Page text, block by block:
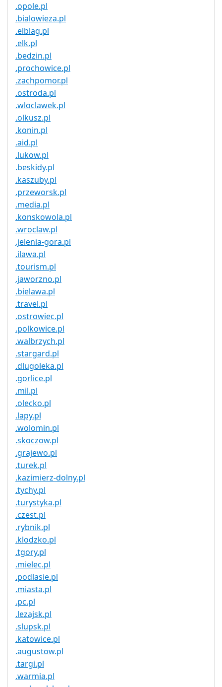
.opole.pl
.bialowieza.pl
.elblag.pl
.elk.pl
.bedzin.pl
.prochowice.pl
.zachpomor.pl
.ostroda.pl
.wloclawek.pl
.olkusz.pl
.konin.pl
.aid.pl
.lukow.pl
.beskidy.pl
.kaszuby.pl
.przeworsk.pl
.media.pl
.konskowola.pl
.wroclaw.pl
.jelenia-gora.pl
.ilawa.pl
.tourism.pl
.jaworzno.pl
.bielawa.pl
.travel.pl
.ostrowiec.pl
.polkowice.pl
.walbrzych.pl
.stargard.pl
.dlugoleka.pl
.gorlice.pl
.mil.pl
.olecko.pl
.lapy.pl
.wolomin.pl
.skoczow.pl
.grajewo.pl
.turek.pl
.kazimierz-dolny.pl
.tychy.pl
.turystyka.pl
.czest.pl
.rybnik.pl
.klodzko.pl
.tgory.pl
.mielec.pl
.podlasie.pl
.miasta.pl
.pc.pl
.lezajsk.pl
.slupsk.pl
.katowice.pl
.augustow.pl
.targi.pl
.warmia.pl